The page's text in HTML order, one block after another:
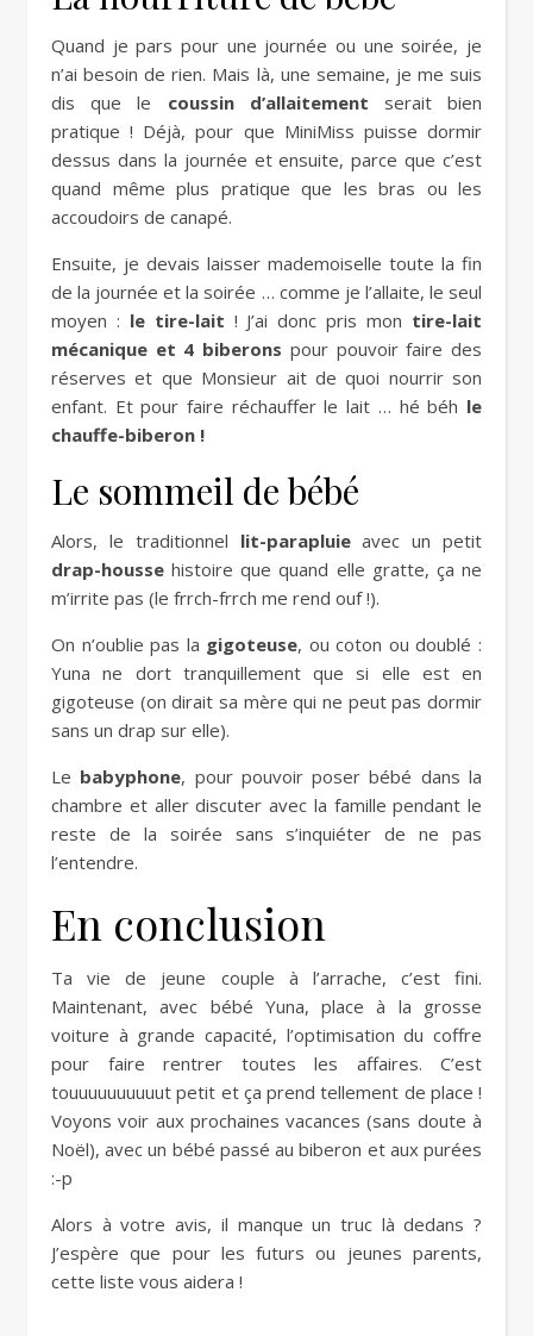
Quand je pars pour une journée ou une soirée, je
n’ai besoin de rien. Mais là, une semaine, je me suis
dis que le coussin d’allaitement serait bien
pratique ! Déjà, pour que MiniMiss puisse dormir
dessus dans la journée et ensuite, parce que c’est
quand même plus pratique que les bras ou les
accoudoirs de canapé.
Ensuite, je devais laisser mademoiselle toute la fin
de la journée et la soirée … comme je l’allaite, le seul
moyen : le tire-lait ! J’ai donc pris mon tire-lait
mécanique et 4 biberons pour pouvoir faire des
réserves et que Monsieur ait de quoi nourrir son
enfant. Et pour faire réchauffer le lait … hé béh le
chauffe-biberon !
Le sommeil de bébé
Alors, le traditionnel lit-parapluieavec un petit
drap-housse histoire que quand elle gratte, ça ne
m’irrite pas (le frrch-frrch me rend ouf !).
On n’oublie pas la gigoteuse, ou coton ou doublé :
Yuna ne dort tranquillement que si elle est en
gigoteuse (on dirait sa mère qui ne peut pas dormir
sans un drap sur elle).
Le babyphone, pour pouvoir poser bébé dans la
chambre et aller discuter avec la famille pendant le
reste de la soirée sans s’inquiéter de ne pas
l’entendre.
En conclusion
Ta vie de jeune couple à l’arrache, c’est fini.
Maintenant, avec bébé Yuna, place à la grosse
voiture à grande capacité, l’optimisation du coffre
pour faire rentrer toutes les affaires. C’est
touuuuuuuuuut petit et ça prend tellement de place !
Voyons voir aux prochaines vacances (sans doute à
Noël), avec un bébé passé au biberon et aux purées
:-p
Alors à votre avis, il manque un truc là dedans ?
J’espère que pour les futurs ou jeunes parents,
cette liste vous aidera !